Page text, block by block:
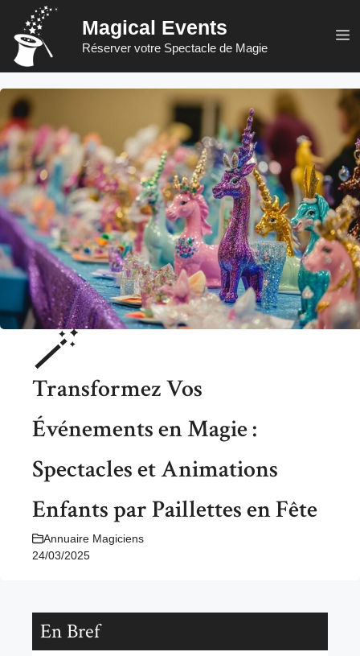
contenu
Magical Events
Réserver votre Spectacle de Magie
🪄
Transformez Vos
Événements en Magie :
Spectacles et Animations
Enfants par Paillettes en Fête
Annuaire Magiciens
24/03/2025
En Bref